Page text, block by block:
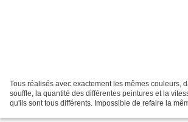
Tous réalisés avec exactement les mêmes couleurs,
souffle, la quantité des différentes peintures et la
qu'ils sont tous différents. Impossible de refaire la